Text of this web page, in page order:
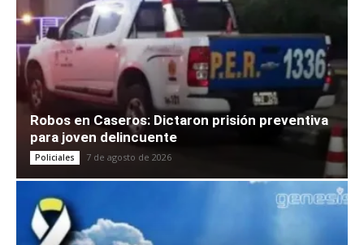
Robos en Caseros: Dictaron prisión preventiva
para joven delincuente
Policiales 7 de agosto de 2026